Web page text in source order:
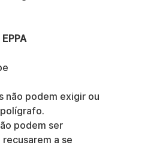
não podem exigir ou
podem ser
a se